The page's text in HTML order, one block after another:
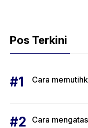
Pos Terkini
Cara
Cara